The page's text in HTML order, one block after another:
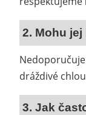
2. Mohu
dráždivé
3. Jak